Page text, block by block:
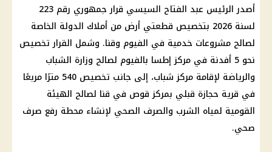
أصدرالرئيس عبد الفتاح السيسي
قرار جمهوري رقم 223
لسنة 2026
بتخصيص قطعتي أرض من أملاك الدولة الخاصة
لصالح مشروعات خدمية في الفيوم وقنا. وشمل القرار تخصيص
نحو 5 أفدنة في مركز إطسا بالفيوم لصالح
وزارة الشباب
والرياضة
لإقامة مركز شباب، إلى جانب تخصيص 540 مترًا مربعًا
في قرية حجازة قبلي بمركز قوص في قنا لصالح الهيئة
القومية لمياه الشرب والصرف الصحي لإنشاء محطة رفع صرف
صحي.